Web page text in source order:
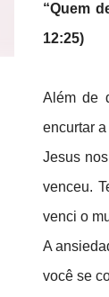
“Quem
12:25)
Além de
encurtar
Jesus
venceu.
venci o
A
você se